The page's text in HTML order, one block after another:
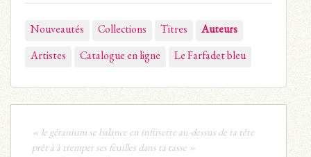
Nouveautés Collections Titres Auteurs
Artistes Catalogue en ligne Le Farfadet bleu
« le géranium se balance en infusette au-dessus de ta tête
prêt à à tremper ses feuilles dans ta tasse »